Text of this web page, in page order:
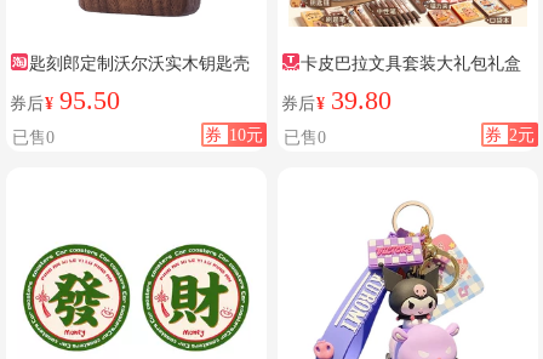
匙刻郎定制沃尔沃实木钥匙壳
券后¥ 95.50
券 10元
已售0
卡皮巴拉文具套装大礼包礼盒
券后¥ 39.80
券 2元
已售0